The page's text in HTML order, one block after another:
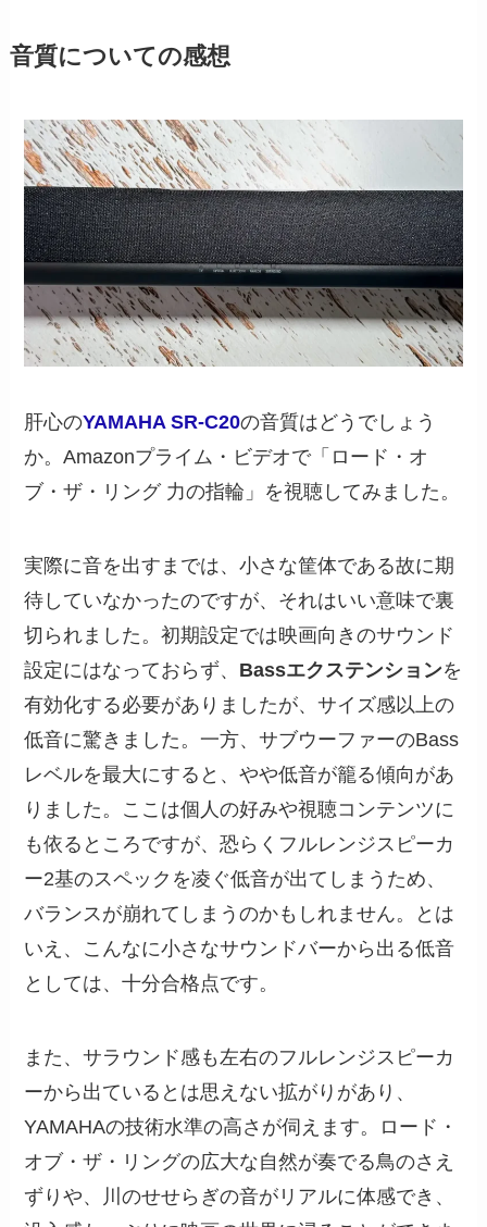
音質についての感想
肝心のYAMAHA SR-C20の音質はどうでしょう
か。Amazonプライム・ビデオで「ロード・オ
ブ・ザ・リング 力の指輪」を視聴してみました。
実際に音を出すまでは、小さな筐体である故に期
待していなかったのですが、それはいい意味で裏
切られました。初期設定では映画向きのサウンド
設定にはなっておらず、 Bassエクステンションを
有効化する必要がありましたが、サイズ感以上の
低音に驚きました。一方、サブウーファーのBass
レベルを最大にすると、やや低音が籠る傾向があ
りました。ここは個人の好みや視聴コンテンツに
も依るところですが、恐らくフルレンジスピーカ
ー2基のスペックを凌ぐ低音が出てしまうため、
バランスが崩れてしまうのかもしれません。とは
いえ、こんなに小さなサウンドバーから出る低音
としては、十分合格点です。
また、サラウンド感も左右のフルレンジスピーカ
ーから出ているとは思えない拡がりがあり、
YAMAHAの技術水準の高さが伺えます。ロード・
オブ・ザ・リングの広大な自然が奏でる鳥のさえ
ずりや、川のせせらぎの音がリアルに体感でき、